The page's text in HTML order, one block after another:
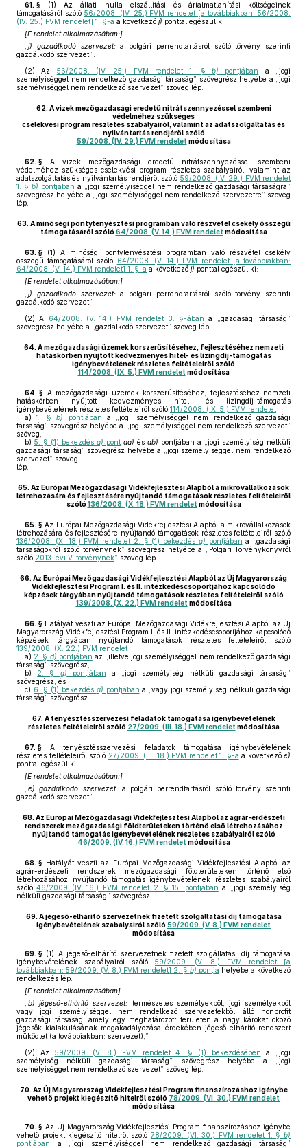
61. § (1) Az állati hulla elszállítási és ártalmatlanítási költségeinek
támogatásáról szóló 56/2008. (IV. 25.) FVM rendelet [a továbbiakban: 56/2008.
(IV. 25.) FVM rendelet] 1. §-a a következő j) ponttal egészül ki:
[E rendelet alkalmazásában:]
j) gazdálkodó szervezet:a polgári perrendtartásról szóló törvény szerinti
gazdálkodó szervezet.”.
(2) Az 56/2008. (IV. 25.) FVM rendelet 1. §b) pontjában
a „jogi
személyiséggel nem rendelkező gazdasági társaság” szövegrész helyébe a „jogi
személyiséggel nem rendelkező szervezet” szöveg lép.
62. A vizek mezőgazdasági eredetű nitrátszennyezéssel szembeni
védelméhez szükséges
cselekvési program részletes szabályairól, valamint az adatszolgáltatás és
nyilvántartás rendjéről szóló
59/2008. (IV. 29.) FVM rendelet módosítása
62. § A vizek mezőgazdasági eredetű nitrátszennyezéssel szembeni
védelméhez szükséges cselekvési program részletes szabályairól, valamint az
adatszolgáltatás és nyilvántartás rendjéről szóló 59/2008. (IV. 29.) FVM rendelet
1. § b) pontjában a „jogi személyiséggel nem rendelkező gazdasági társaságra”
szövegrész helyébe a „jogi személyiséggel nem rendelkező szervezetre” szöveg
lép.
63. A minőségi pontytenyésztési programban való részvétel csekély összegű
támogatásáról szóló 64/2008. (V. 14.) FVM rendelet módosítása
63. § (1) A minőségi pontytenyésztési programban való részvétel csekély
összegű támogatásáról szóló 64/2008. (V. 14.) FVM rendelet [a továbbiakban:
64/2008. (V. 14.) FVM rendelet] 1. §-a a következő j) ponttal egészül ki:
[E rendelet alkalmazásában:]
j) gazdálkodó szervezet:a polgári perrendtartásról szóló törvény szerinti
gazdálkodó szervezet.”
(2) A 64/2008. (V. 14.) FVM rendelet 3. §-ában a „gazdasági társaság”
szövegrész helyébe a „gazdálkodó szervezet” szöveg lép.
64. A mezőgazdasági üzemek korszerűsítéséhez, fejlesztéséhez nemzeti
hatáskörben nyújtott kedvezményes hitel- és lízingdíj-támogatás
igénybevételének részletes feltételeiről szóló
114/2008. (IX. 5.) FVM rendelet módosítása
64. § A mezőgazdasági üzemek korszerűsítéséhez, fejlesztéséhez nemzeti
hatáskörben nyújtott kedvezményes hitel- és lízingdíj-támogatás
igénybevételének részletes feltételeiről szóló 114/2008. (IX. 5.) FVM rendelet
a)
1. §b) pontjában a „jogi személyiséggel nem rendelkező gazdasági
társaság” szövegrész helyébe a „jogi személyiséggel nem rendelkező szervezet”
szöveg,
b) 5. § (1) bekezdés a) pont aa) és ab) pontjában a „jogi személyiség nélküli
gazdasági társaság” szövegrész helyébe a „jogi személyiséggel nem rendelkező
szervezet” szöveg
lép.
65. Az Európai Mezőgazdasági Vidékfejlesztési Alapból a mikrovállalkozások
létrehozására és fejlesztésére nyújtandó támogatások részletes feltételeiről
szóló 136/2008. (X. 18.) FVM rendelet módosítása
65. § Az Európai Mezőgazdasági Vidékfejlesztési Alapból a mikrovállalkozások
létrehozására és fejlesztésére nyújtandó támogatások részletes feltételeiről szóló
136/2008. (X. 18.) FVM rendelet 2. § (1) bekezdés g) pontjában a „gazdasági
társaságokról szóló törvénynek” szövegrész helyébe a „Polgári Törvénykönyvről
szóló 2013. évi V. törvénynek” szöveg lép.
66. Az Európai Mezőgazdasági Vidékfejlesztési Alapból az Új Magyarország
Vidékfejlesztési Program I. és II. intézkedéscsoportjához kapcsolódó
képzések tárgyában nyújtandó támogatások részletes feltételeiről szóló
139/2008. (X. 22.) FVM rendelet módosítása
66. § Hatályát veszti az Európai Mezőgazdasági Vidékfejlesztési Alapból az Új
Magyarország Vidékfejlesztési Program I. és II. intézkedéscsoportjához kapcsolódó
képzések tárgyában nyújtandó támogatások részletes feltételeiről szóló
139/2008. (X. 22.) FVM rendelet
a) 2. § d) pontjában az „illetve jogi személyiséggel nem rendelkező gazdasági
társaság” szövegrész,
b)
2. § g) pontjában a „jogi személyiség nélküli gazdasági társaság”
szövegrész, és
c) 6. § (1) bekezdés a) pontjában a „vagy jogi személyiség nélküli gazdasági
társaság” szövegrész.
67. A tenyésztésszervezési feladatok támogatása igénybevételének
részletes feltételeiről szóló 27/2009. (III. 18.) FVM rendelet módosítása
67. § A tenyésztésszervezési feladatok támogatása igénybevételének
részletes feltételeiről szóló 27/2009. (III. 18.) FVM rendelet 1. §-a a következő e)
ponttal egészül ki:
[E rendelet alkalmazásában:]
e) gazdálkodó szervezet:a polgári perrendtartásról szóló törvény szerinti
gazdálkodó szervezet.”
68. Az Európai Mezőgazdasági Vidékfejlesztési Alapból az agrár-erdészeti
rendszerek mezőgazdasági földterületeken történő első létrehozásához
nyújtandó támogatás igénybevételének részletes szabályairól szóló
46/2009. (IV. 16.) FVM rendelet módosítása
68. § Hatályát veszti az Európai Mezőgazdasági Vidékfejlesztési Alapból az
agrár-erdészeti rendszerek mezőgazdasági földterületeken történő első
létrehozásához nyújtandó támogatás igénybevételének részletes szabályairól
szóló46/2009 (IV. 16.) FVM rendelet 2. § 15. pontjában a „jogi személyiség
nélküli gazdasági társaság” szövegrész.
69. A jégeső-elhárító szervezetnek fizetett szolgáltatási díj támogatása
igénybevételének szabályairól szóló 59/2009. (V. 8.) FVM rendelet
módosítása
69. § (1) A jégeső-elhárító szervezetnek fizetett szolgáltatási díj támogatása
igénybevételének szabályairól szóló 59/2009. (V. 8.) FVM rendelet [a
továbbiakban: 59/2009. (V. 8.) FVM rendelet] 2. § b) pontja helyébe a következő
rendelkezés lép:
[E rendelet alkalmazásában]
b) jégeső-elhárító szervezet: természetes személyekből, jogi személyekből
vagy jogi személyiséggel nem rendelkező szervezetekből álló nonprofit
gazdasági társaság, amely egy meghatározott területen a nagy károkat okozó
jégesők kialakulásának megakadályozása érdekében jégeső-elhárító rendszert
működtet (a továbbiakban: szervezet);”
(2) Az 59/2009. (V. 8.) FVM rendelet 4. § (1) bekezdésében a „jogi
személyiség nélküli gazdasági társaság” szövegrész helyébe a „jogi
személyiséggel nem rendelkező szervezet” szöveg lép.
70. Az Új Magyarország Vidékfejlesztési Program finanszírozáshoz igénybe
vehető projekt kiegészítő hitelről szóló 78/2009. (VI. 30.) FVM rendelet
módosítása
70. § Az Új Magyarország Vidékfejlesztési Program finanszírozáshoz igénybe
vehető projekt kiegészítő hitelről szóló 78/2009. (VI. 30.) FVM rendelet 1. §b)
pontjában a „jogi személyiséggel nem rendelkező gazdasági társaság”